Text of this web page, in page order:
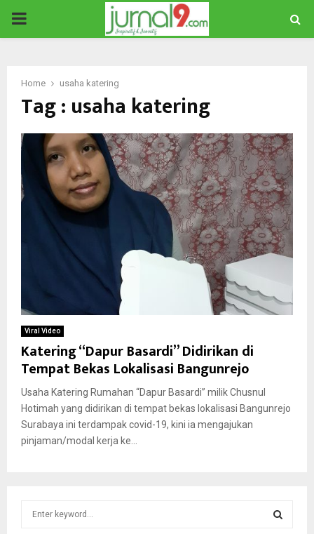
PRIMARY
Home usaha katering
Tag : usaha katering
Viral Video
Katering “Dapur Basardi” Didirikan di
Tempat Bekas Lokalisasi Bangunrejo
Usaha Katering Rumahan “Dapur Basardi” milik Chusnul
Hotimah yang didirikan di tempat bekas lokalisasi Bangunrejo
Surabaya ini terdampak covid-19, kini ia mengajukan
pinjaman/modal kerja ke...